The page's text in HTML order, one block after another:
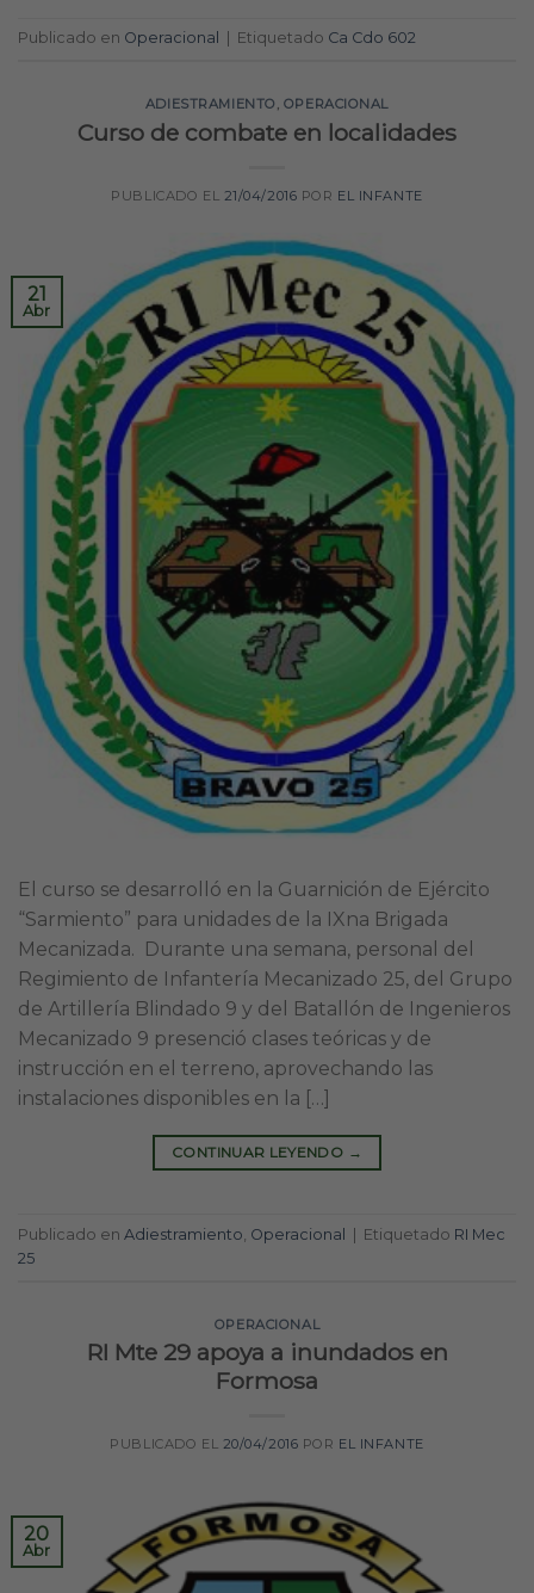
Publicado en Operacional Etiquetado Ca Cdo 602
ADIESTRAMIENTO , OPERACIONAL
Curso de combate en localidades
PUBLICADO EL 21/04/2016 POR EL INFANTE
21
Abr
El curso se desarrolló en la Guarnición de Ejército
“Sarmiento” para unidades de la IXna Brigada
Mecanizada. Durante una semana, personal del
Regimiento de Infantería Mecanizado 25, del Grupo
de Artillería Blindado 9 y del Batallón de Ingenieros
Mecanizado 9 presenció clases teóricas y de
instrucción en el terreno, aprovechando las
instalaciones disponibles en la […]
CONTINUAR LEYENDO →
Publicado en Adiestramiento Operacional Etiquetado RI Mec
25
OPERACIONAL
RI Mte 29 apoya a inundados en
Formosa
PUBLICADO EL 20/04/2016 POR EL INFANTE
20
Abr